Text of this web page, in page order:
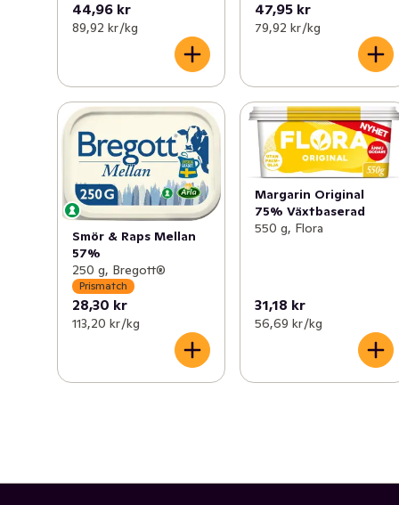
44,96 kr
89,92 kr /kg
47,95 kr
79,92 kr /kg
Smör & Raps Mellan
57%
250 g, Bregott®
Prismatch
28,30 kr
113,20 kr /kg
Margarin Original
75% Växtbaserad
550 g, Flora
31,18 kr
56,69 kr /kg